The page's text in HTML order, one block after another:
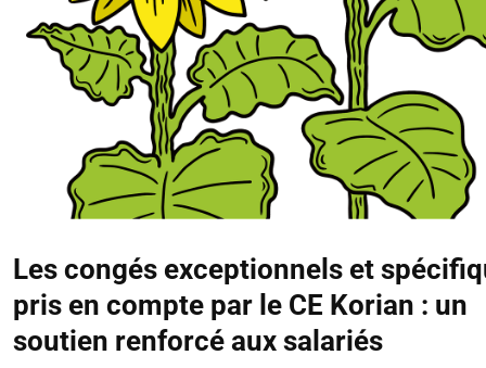
Les congés exceptionnels et
pris en compte par le CE Korian : un
soutien renforcé aux salariés